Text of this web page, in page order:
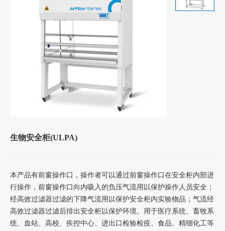
生物安全柜(ULPA)
本产品有前窗操作口，操作者可以通过前窗操作口在安全柜内部进
行操作，前窗操作口向内吸入的负压气流用以保护操作人员安全；
经高效过滤器过滤的下降气流用以保护安全柜内实验物品；气流经
高效过滤器过滤后排出安全柜以保护环境。用于医疗系统、畜牧系
统、血站、高校、疾控中心、进出口检验检疫、食品、精细化工等